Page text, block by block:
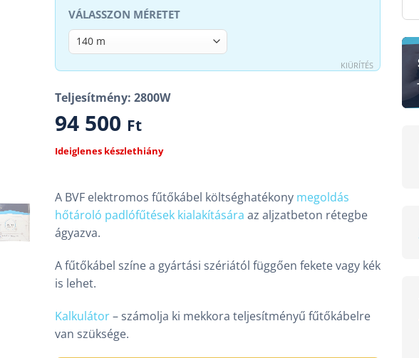
MÉRET
KIÜRÍTÉS
Teljesítmény: 2800W
94 500 Ft
Ideiglenes készlethiány
A BVF elektromos fűtőkábel költséghatékony megoldás
hőtároló padlófűtések kialakítására az aljzatbeton rétegbe
ágyazva.
A fűtőkábel színe a gyártási szériától függően fekete vagy kék
is lehet.
Kalkulátor– számolja ki mekkora teljesítményű fűtőkábelre
van szüksége.